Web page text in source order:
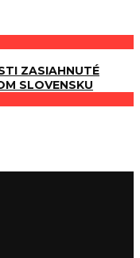
ZASIAHNUTÉ
SLOVENSKU